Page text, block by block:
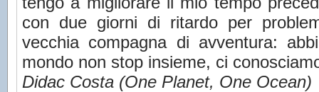
con due giorni di ritardo per
vecchia compagna di avventura:
mondo non stop insieme, ci
Didac Costa (One Planet, One Ocean)